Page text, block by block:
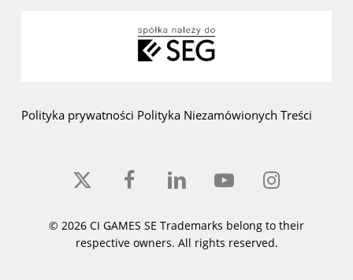
Polityka prywatności Polityka Niezamówionych Treści
© 2026 CI GAMES SE Trademarks belong to their
respective owners. All rights reserved.
x-
facebooklinkedin youtube instagram